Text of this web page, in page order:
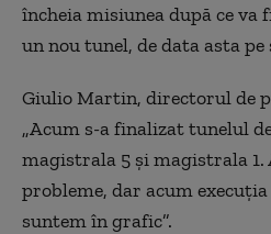
încheia misiunea după ce va
un nou tunel, de data asta
Giulio Martin, directorul de
„Acum s-a finalizat tunelul
magistrala 5 şi magistrala
probleme, dar acum
suntem în grafic”.